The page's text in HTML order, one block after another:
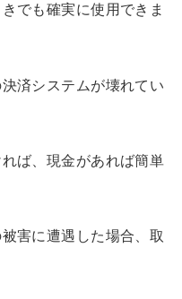
でも確実に使用できま
済システムが壊れてい
ば、現金があれば簡単
害に遭遇した場合、取